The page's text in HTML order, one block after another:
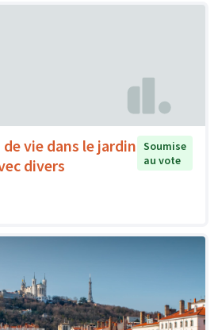
vie dans le jardin
divers
Soumise
au vote